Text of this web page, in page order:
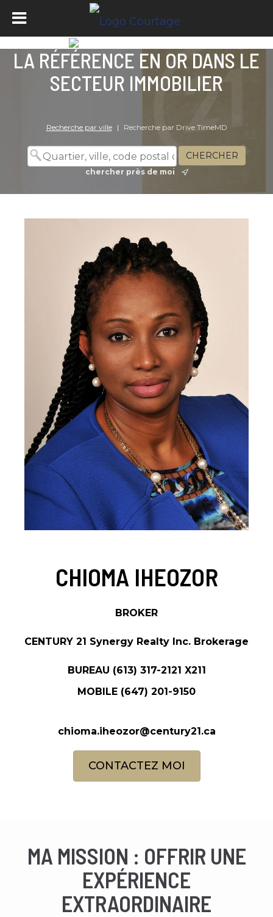
LA RÉFÉRENCE EN OR DANS LE
SECTEUR IMMOBILIER
Recherche par ville | Recherche par Drive TimeMD
chercher près de moi
CHIOMA IHEOZOR
BROKER
CENTURY 21 Synergy Realty Inc. Brokerage
BUREAU (613) 317-2121 X211
MOBILE (647) 201-9150
chioma.iheozor@century21.ca
CONTACTEZ MOI
MA MISSION : OFFRIR UNE
EXPÉRIENCE
EXTRAORDINAIRE